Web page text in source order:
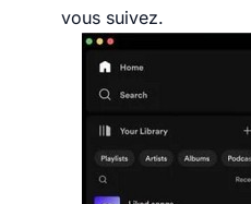
vous suivez.